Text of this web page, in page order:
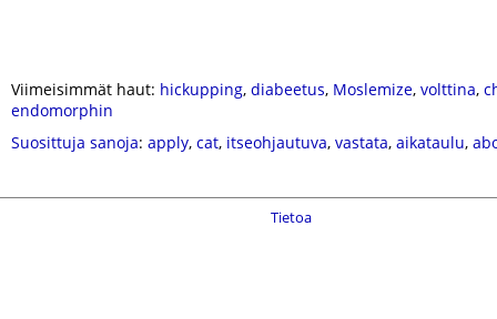
Viimeisimmät haut: hickupping, diabeetus, Moslemize, volttina,
endomorphin
Suosittuja sanoja: apply, cat, itseohjautuva, vastata, aikataulu,
Tietoa